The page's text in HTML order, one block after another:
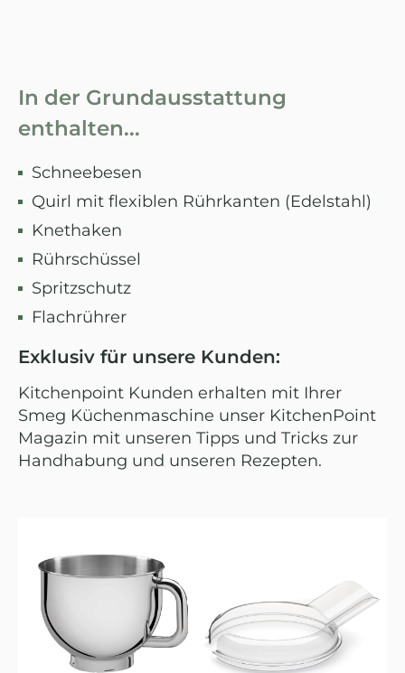
In der Grundausstattung
enthalten...
Schneebesen
Quirl mit flexiblen Rührkanten (Edelstahl)
Knethaken
Rührschüssel
Spritzschutz
Flachrührer
Exklusiv für unsere Kunden:
Kitchenpoint Kunden erhalten mit Ihrer
Smeg Küchenmaschine unser KitchenPoint
Magazin mit unseren Tipps und Tricks zur
Handhabung und unseren Rezepten.